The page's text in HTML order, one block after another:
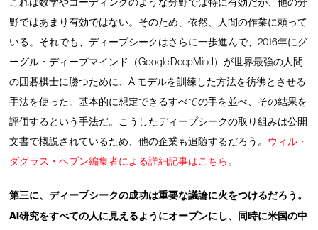
野ではあまり有効ではない。そのため、依然、人間の作業に頼って
いる。それでも、ディープシークはさらに一歩進んで、2016年にグ
ーグル・ディープマインド（Google DeepMind）が世界最強の人間
の囲碁棋士に勝つために、AIモデルを訓練した方法を彷彿とさせる
手法を使った。基本的に想定できるすべての手を並べ、その結果を
評価するという手法だ。こうしたディープシークの取り組みは公開
文書で概説されているため、他の企業も追随するだろう。 ウィル・
ダグラス・ヘブン編集者による詳細記事はこちら。
第三に、ディープシークの成功は重要な議論に火をつけるだろう。
AI研究をすべての人に見えるようにオープンにし、同時に米国の中